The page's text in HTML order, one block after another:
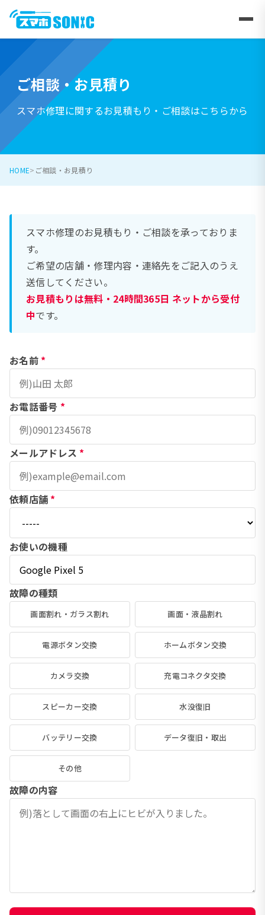
ご相談・お見積り
スマホ修理に関するお見積もり・ご相談はこちらから
HOME ご相談・お見積り
スマホ修理のお見積もり・ご相談を承っておりま
す。
ご希望の店舗・修理内容・連絡先をご記入のうえ
送信してください。
お見積もりは無料・24時間365日 ネットから受付
中です。
お名前 *
お電話番号 *
メールアドレス *
依頼店舗 *
お使いの機種
故障の種類
画面割れ・ガラス割れ 画面・液晶割れ
電源ボタン交換 ホームボタン交換
カメラ交換 充電コネクタ交換
スピーカー交換 水没復旧
バッテリー交換 データ復旧・取出
その他
故障の内容